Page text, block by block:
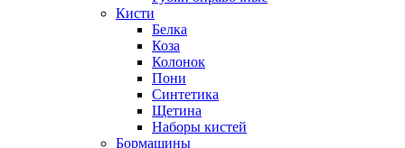
Кисти
Белка
Коза
Колонок
Пони
Синтетика
Щетина
Наборы кистей
Бормашины